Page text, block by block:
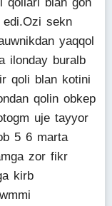
sekn
yaqqol
ilonday buralb
qoli blan kotini
qolin obkep
uje tayyor
5 6 marta
zor fikr
kirb